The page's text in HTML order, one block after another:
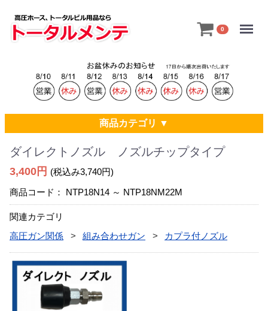
0
商品カテゴリ ▼
ダイレクトノズル ノズルチップタイプ
3,400円 (税込み3,740円)
商品コード：
NTP18N14 ～ NTP18NM22M
関連カテゴリ
高圧ガン関係
組み合わせガン カプラ付ノズル